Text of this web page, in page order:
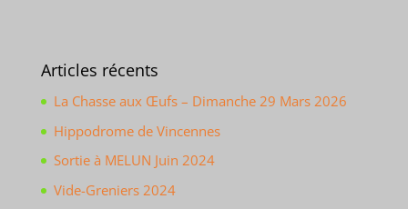
Articles récents
La Chasse aux Œufs – Dimanche 29 Mars 2026
Hippodrome de Vincennes
Sortie à MELUN Juin 2024
Vide-Greniers 2024